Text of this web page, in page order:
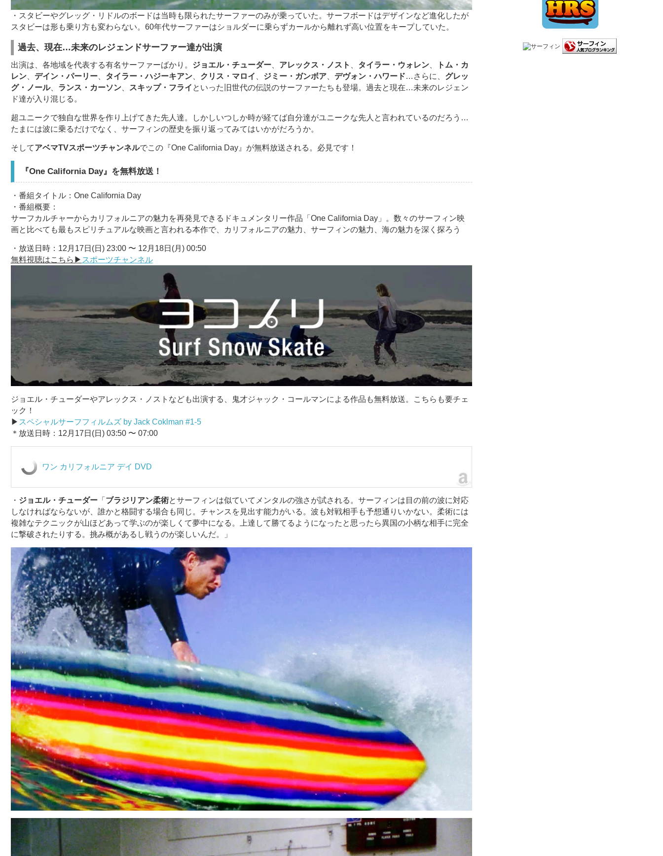
・スタビーやグレッグ・リドルのボードは当時も限られたサーファーのみが乗っていた。サーフボードはデザインなど進化したが
スタビーは形も乗り方も変わらない。60年代サーファーはショルダーに乗らずカールから離れず高い位置をキープしていた。
過去、現在…未来のレジェンドサーファー達が出演
出演は、各地域を代表する有名サーファーばかり。 ジョエル・チューダー、 アレックス・ノスト タイラー・ウォレン、
トム・カ
レン、 デイン・パーリー、 タイラー・ハジーキアン、 クリス・マロイ ジミー・ガンボア、 デヴォン・ハワード…さらに、 グレッ
グ・ノール、 ランス・カーソン、 スキップ・フライ といった旧世代の伝説のサーファーたちも登場。過去と現在…未来のレジェン
ド達が入り混じる。
超ユニークで独自な世界を作り上げてきた先人達。しかしいつしか時が経てば自分達がユニークな先人と言われているのだろう…
たまには波に乗るだけでなく、サーフィンの歴史を振り返ってみてはいかがだろうか。
そしてアベマTVスポーツチャンネルでこの『One California Day』が無料放送される。必見です！
『One California Day』を無料放送！
・番組タイトル：One California Day
・番組概要：
サーフカルチャーからカリフォルニアの魅力を再発見できるドキュメンタリー作品「One California Day」。数々のサーフィン映
画と比べても最もスピリチュアルな映画と言われる本作で、カリフォルニアの魅力、サーフィンの魅力、海の魅力を深く探ろう
・放送日時：12月17日(日) 23:00 〜 12月18日(月) 00:50
無料視聴はこちら▶︎ スポーツチャンネル
ジョエル・チューダーやアレックス・ノストなども出演する、鬼才ジャック・コールマンによる作品も無料放送。こちらも要チェ
ック！
▶︎ スペシャルサーフフィルムズ by Jack Coklman #1-5
＊放送日時：12月17日(日) 03:50 〜 07:00
ワン カリフォルニア デイ DVD
・ ジョエル・チューダー「 ブラジリアン柔術とサーフィンは似ていてメンタルの強さが試される。サーフィンは目の前の波に対応
しなければならないが、誰かと格闘する場合も同じ。チャンスを見出す能力がいる。波も対戦相手も予想通りいかない。柔術には
複雑なテクニックが山ほどあって学ぶのが楽しくて夢中になる。上達して勝てるようになったと思ったら異国の小柄な相手に完全
に撃破されたりする。挑み概があるし戦うのが楽しいんだ。」